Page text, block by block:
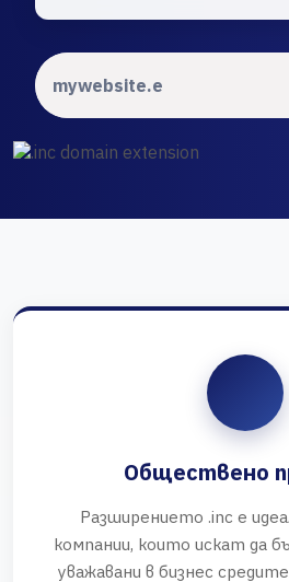
Обществено
Разширението .inc е
компании, които искат да
уважавани в бизнес